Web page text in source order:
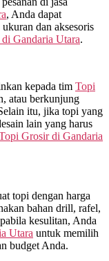
, Anda dapat
dan aksesoris
Gandaria Utara.
kepada tim Topi
atau berkunjung
itu, jika topi yang
lain yang harus
Grosir di Gandaria
topi dengan harga
bahan drill, rafel,
kesulitan, Anda
Utara untuk memilih
budget Anda.